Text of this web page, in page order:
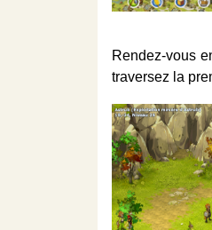
Rendez-vous
traversez la